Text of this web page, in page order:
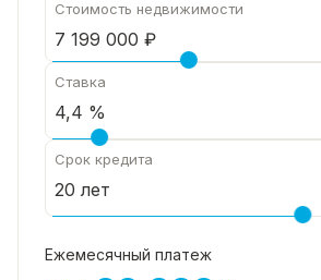
Стоимость недвижимости
Ставка
Срок кредита
Ежемесячный платеж